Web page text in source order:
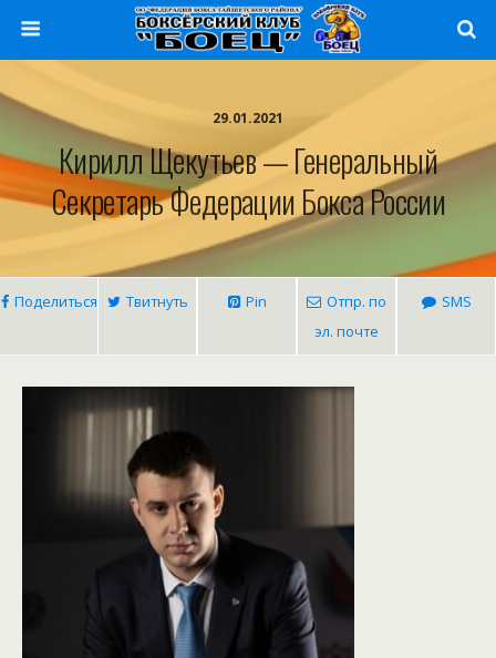
29.01.2021
Кирилл Щекутьев — Генеральный
Секретарь Федерации Бокса России
Поделиться Твитнуть Pin
Отпр. по
эл. почте
SMS